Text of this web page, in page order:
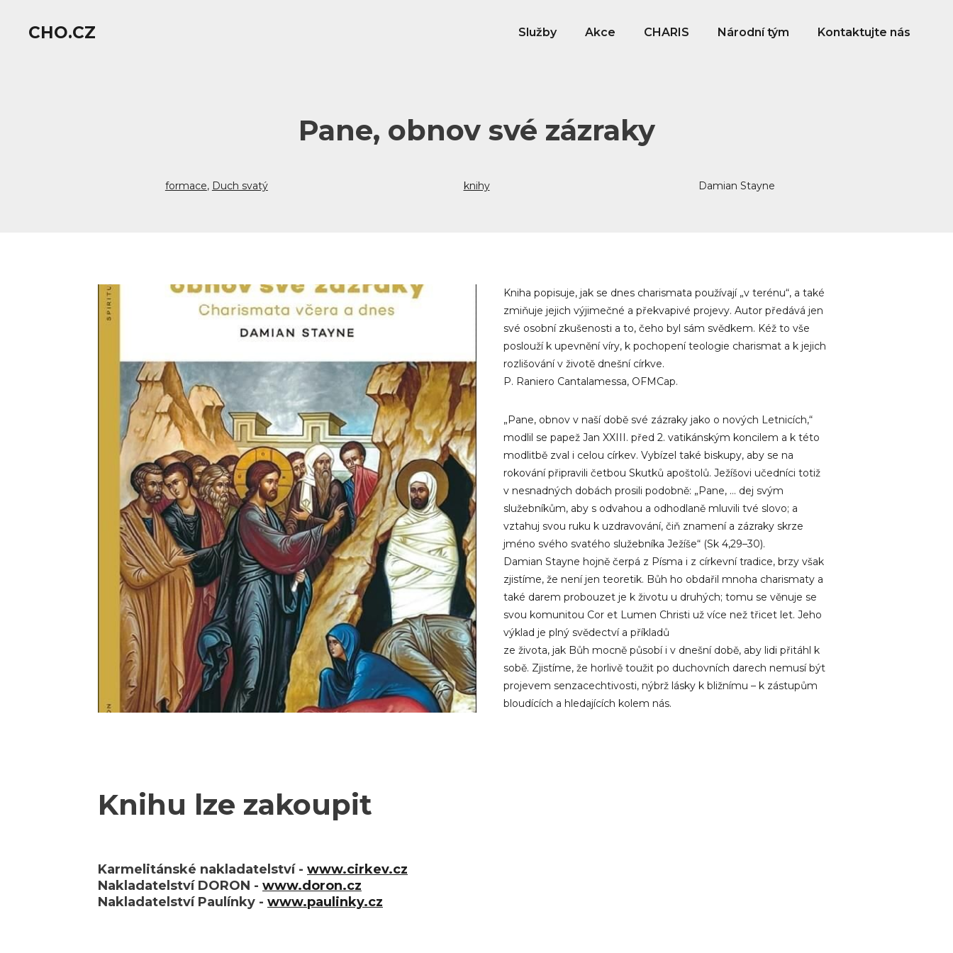
CHO.CZ Služby Akce CHARIS Národní tým Kontaktujte nás
Pane, obnov své zázraky
formace, Duch svatý knihy Damian Stayne
Kniha popisuje, jak se dnes charismata používají „v terénu“, a také
zmiňuje jejich výjimečné a překvapivé projevy. Autor předává jen
své osobní zkušenosti a to, čeho byl sám svědkem. Kéž to vše
poslouží k upevnění víry, k pochopení teologie charismat a k jejich
rozlišování v životě dnešní církve.
P. Raniero Cantalamessa, OFMCap.
„Pane, obnov v naší době své zázraky jako o nových Letnicích,“
modlil se papež Jan XXIII. před 2. vatikánským koncilem a k této
modlitbě zval i celou církev. Vybízel také biskupy, aby se na
rokování připravili četbou Skutků apoštolů. Ježíšovi učedníci totiž
v nesnadných dobách prosili podobně: „Pane, … dej svým
služebníkům, aby s odvahou a odhodlaně mluvili tvé slovo; a
vztahuj svou ruku k uzdravování, čiň znamení a zázraky skrze
jméno svého svatého služebníka Ježíše“ (Sk 4,29–30).
Damian Stayne hojně čerpá z Písma i z církevní tradice, brzy však
zjistíme, že není jen teoretik. Bůh ho obdařil mnoha charismaty a
také darem probouzet je k životu u druhých; tomu se věnuje se
svou komunitou Cor et Lumen Christi už více než třicet let. Jeho
výklad je plný svědectví a příkladů
ze života, jak Bůh mocně působí i v dnešní době, aby lidi přitáhl k
sobě. Zjistíme, že horlivě toužit po duchovních darech nemusí být
projevem senzacechtivosti, nýbrž lásky k bližnímu – k zástupům
bloudících a hledajících kolem nás.
Knihu lze zakoupit
Karmelitánské nakladatelství - www.cirkev.cz
Nakladatelství DORON - www.doron.cz
Nakladatelství Paulínky - www.paulinky.cz